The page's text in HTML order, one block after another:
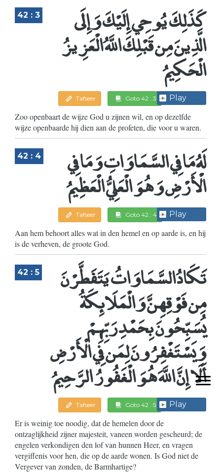
42 : 3 كَذَلِكَ يُوحِي إِلَيْكَ وَإِلَى
الَّذِينَ مِن قَبْلِكَ اللَّهُ الْعَزِيزُ
الْحَكِيمُ
Tafseer Goto 42 : 3 Play
Zoo openbaart de wijze God u zijnen wil, en op dezelfde
wijze openbaarde hij dien aan de profeten, die voor u waren.
42 : 4 لَهُ مَا فِي السَّمَاوَاتِ وَمَا فِي
الْأَرْضِ وَهُوَ الْعَلِيُّ الْعَظِيمُ
Tafseer Goto 42 : 4 Play
Aan hem behoort alles wat in den hemel en op aarde is, en hij
is de verheven, de groote God.
42 : 5 تَكَادُ السَّمَاوَاتُ يَتَفَطَّرْنَ
مِن فَوْقِهِنَّ وَالْمَلَائِكَةُ
يُسَبِّحُونَ بِحَمْدِ رَبِّهِمْ
وَيَسْتَغْفِرُونَ لِمَن فِي الْأَرْضِ
أَلَا إِنَّ اللَّهَ هُوَ الْغَفُورُ الرَّحِيمُ
Tafseer Goto 42 : 5 Play
Er is weinig toe noodig, dat de hemelen door de
ontzaglijkheid zijner majesteit, vaneen worden gescheurd; de
engelen verkondigen den lof van hunnen Heer, en vragen
vergiffenis voor hen, die op de aarde wonen. Is God niet de
Vergever van zonden, de Barmhartige?